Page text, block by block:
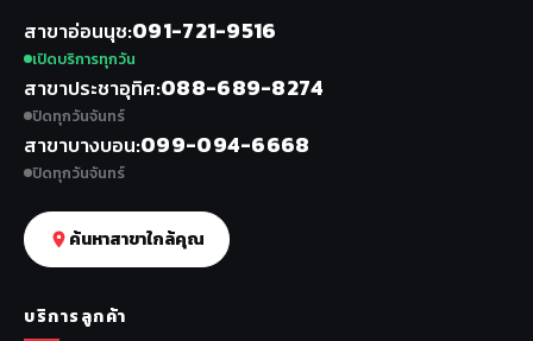
สาขาอ่อนนุช 091-721-9516
เปิดบริการทุกวัน
สาขาประชาอุทิศ 088-689-8274
ปิดทุกวันจันทร์
สาขาบางบอน 099-094-6668
ปิดทุกวันจันทร์
ค้นหาสาขาใกล้คุณ
บริการลูกค้า